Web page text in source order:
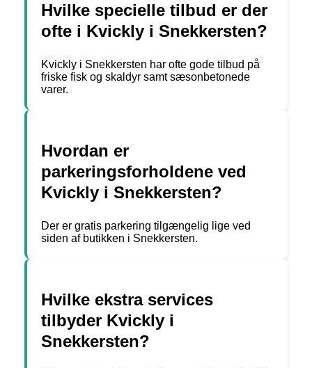
Hvilke specielle tilbud er der
ofte i Kvickly i Snekkersten?
Kvickly i Snekkersten har ofte gode tilbud på
friske fisk og skaldyr samt sæsonbetonede
varer.
Hvordan er
parkeringsforholdene ved
Kvickly i Snekkersten?
Der er gratis parkering tilgængelig lige ved
siden af butikken i Snekkersten.
Hvilke ekstra services
tilbyder Kvickly i
Snekkersten?